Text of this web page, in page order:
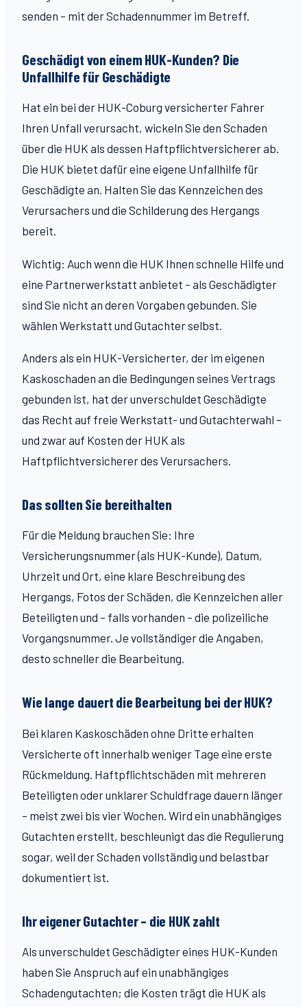
senden – mit der Schadennummer im Betreff.
Geschädigt von einem HUK-Kunden? Die
Unfallhilfe für Geschädigte
Hat ein bei der HUK-Coburg versicherter Fahrer
Ihren Unfall verursacht, wickeln Sie den Schaden
über die HUK als dessen Haftpflichtversicherer ab.
Die HUK bietet dafür eine eigene Unfallhilfe für
Geschädigte an. Halten Sie das Kennzeichen des
Verursachers und die Schilderung des Hergangs
bereit.
Wichtig: Auch wenn die HUK Ihnen schnelle Hilfe und
eine Partnerwerkstatt anbietet – als Geschädigter
sind Sie nicht an deren Vorgaben gebunden. Sie
wählen Werkstatt und Gutachter selbst.
Anders als ein HUK-Versicherter, der im eigenen
Kaskoschaden an die Bedingungen seines Vertrags
gebunden ist, hat der unverschuldet Geschädigte
das Recht auf freie Werkstatt- und Gutachterwahl –
und zwar auf Kosten der HUK als
Haftpflichtversicherer des Verursachers.
Das sollten Sie bereithalten
Für die Meldung brauchen Sie: Ihre
Versicherungsnummer (als HUK-Kunde), Datum,
Uhrzeit und Ort, eine klare Beschreibung des
Hergangs, Fotos der Schäden, die Kennzeichen aller
Beteiligten und – falls vorhanden – die polizeiliche
Vorgangsnummer. Je vollständiger die Angaben,
desto schneller die Bearbeitung.
Wie lange dauert die Bearbeitung bei der HUK?
Bei klaren Kaskoschäden ohne Dritte erhalten
Versicherte oft innerhalb weniger Tage eine erste
Rückmeldung. Haftpflichtschäden mit mehreren
Beteiligten oder unklarer Schuldfrage dauern länger
– meist zwei bis vier Wochen. Wird ein unabhängiges
Gutachten erstellt, beschleunigt das die Regulierung
sogar, weil der Schaden vollständig und belastbar
dokumentiert ist.
Ihr eigener Gutachter – die HUK zahlt
Als unverschuldet Geschädigter eines HUK-Kunden
haben Sie Anspruch auf ein unabhängiges
Schadengutachten; die Kosten trägt die HUK als